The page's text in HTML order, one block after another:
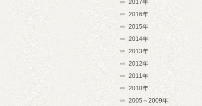
2017年
2016年
2015年
2014年
2013年
2012年
2011年
2010年
2005～2009年